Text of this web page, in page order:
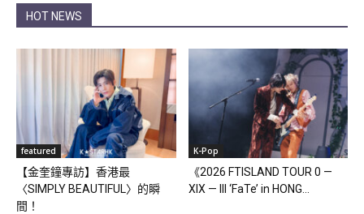
HOT NEWS
featured
【金奎鐘專訪】香港最
〈SIMPLY BEAUTIFUL〉的瞬
間！
K-Pop
《2026 FTISLAND TOUR 0 —
XIX — III ‘FaTe’ in HONG...